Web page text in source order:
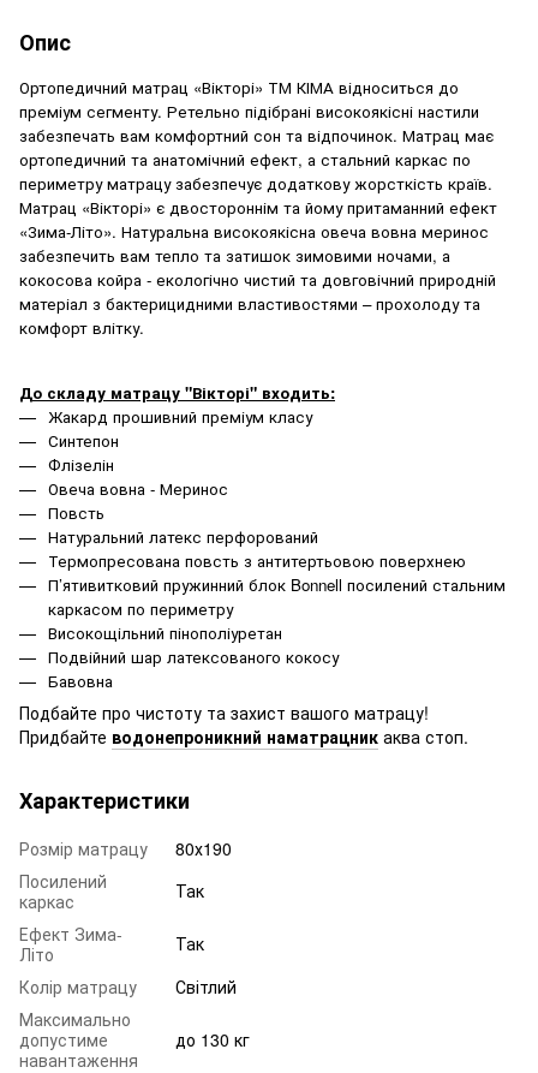
Опис
Ортопедичний матрац «Вікторі» ТМ КІМА відноситься до
преміум сегменту. Ретельно підібрані високоякісні настили
забезпечать вам комфортний сон та відпочинок. Матрац має
ортопедичний та анатомічний ефект, а стальний каркас по
периметру матрацу забезпечує додаткову жорсткість країв.
Матрац «Вікторі» є двостороннім та йому притаманний ефект
«Зима-Літо». Натуральна високоякісна овеча вовна меринос
забезпечить вам тепло та затишок зимовими ночами, а
кокосова койра - екологічно чистий та довговічний природній
матеріал з бактерицидними властивостями – прохолоду та
комфорт влітку.
До складу матрацу "Вікторі" входить:
Жакард прошивний преміум класу
Синтепон
Флізелін
Овеча вовна - Меринос
Повсть
Натуральний латекс перфорований
Термопресована повсть з антитертьовою поверхнею
П’ятивитковий пружинний блок Bonnell посилений стальним
каркасом по периметру
Високощільний пінополіуретан
Подвійний шар латексованого кокосу
Бавовна
Подбайте про чистоту та захист вашого матрацу!
Придбайте водонепроникний наматрацник аква стоп.
Характеристики
Розмір матрацу
80х190
Посилений
каркас
Так
Ефект Зима-
Літо
Так
Колір матрацу
Світлий
Максимально
допустиме
навантаження
до 130 кг